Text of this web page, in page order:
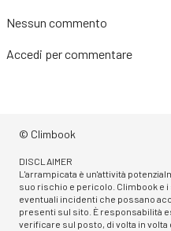
Nessun commento
Accedi per commentare
© Climbook
DISCLAIMER
L'arrampicata è un'attività
suo rischio e pericolo. Climbook e
eventuali incidenti che possano
presenti sul sito. È responsabilità
verificare sul posto, di volta in